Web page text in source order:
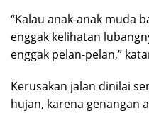
“Kalau anak-anak muda
enggak kelihatan
enggak pelan-pelan,”
Kerusakan jalan dinilai
hujan, karena genangan